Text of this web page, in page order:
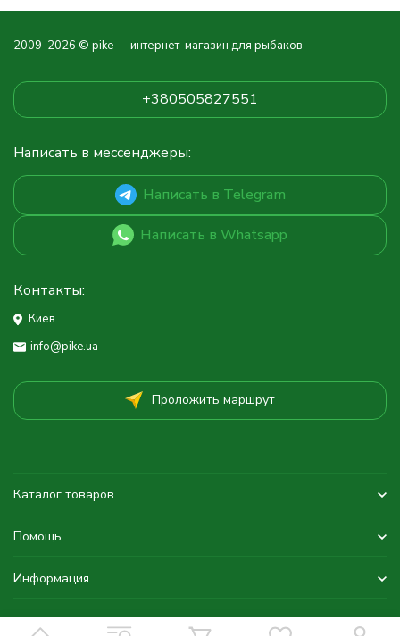
2009-2026 © pike — интернет-магазин для рыбаков
+380505827551
Написать в мессенджеры:
Написать в Telegram
Написать в Whatsapp
Контакты:
Киев
info@pike.ua
Проложить маршрут
Каталог товаров
Помощь
Информация